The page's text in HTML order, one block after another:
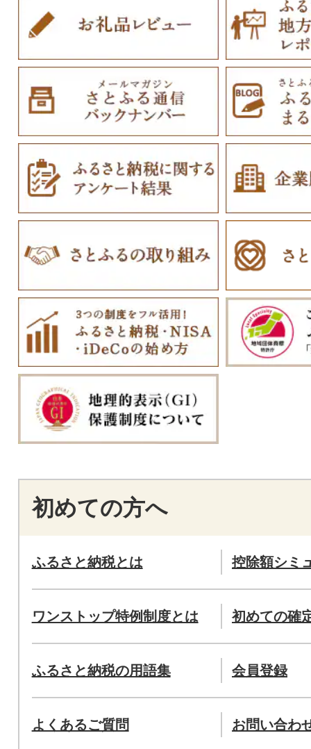
初めての方へ
ふるさと納税とは 控除額シミ
ワンストップ特例制度とは 初めての確
ふるさと納税の用語集 会員登録
よくあるご質問 お問い合わ